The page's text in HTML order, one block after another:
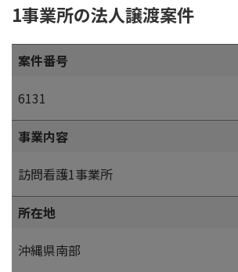
1事業所の法人譲渡案件
案件番号
6131
事業内容
訪問看護1事業所
所在地
沖縄県南部